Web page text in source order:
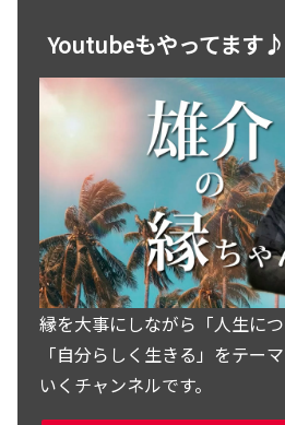
Youtubeもやってます♪
縁を大事にしながら「人生に
「自分らしく生きる」をテー
いくチャンネルです。